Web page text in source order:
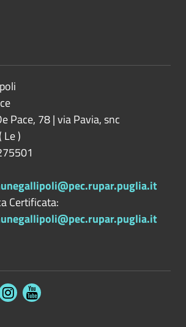
Pace, 78 | via Pavia, snc
( Le)
Certificata: